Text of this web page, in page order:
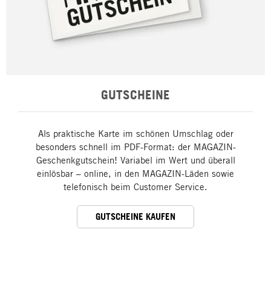
GUTSCHEINE
Als praktische Karte im schönen Umschlag oder
besonders schnell im PDF-Format: der MAGAZIN-
Geschenkgutschein! Variabel im Wert und überall
einlösbar – online, in den MAGAZIN-Läden sowie
telefonisch beim Customer Service.
GUTSCHEINE KAUFEN